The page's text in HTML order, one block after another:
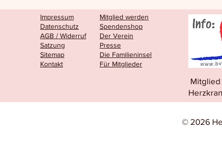
Impressum
Datenschutz
AGB / Widerruf
Satzung
Sitemap
Kontakt
Mitglied werden
Spendenshop
Der Verein
Presse
Die Familieninsel
Für Mitglieder
© 2026